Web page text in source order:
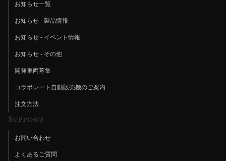
お知らせ一覧
お知らせ - 製品情報
お知らせ - イベント情報
お知らせ - その他
開発車両募集
コラボレート自動販売機のご案内
注文方法
Support
お問い合わせ
よくあるご質問